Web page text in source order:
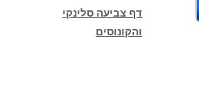
דף צביעה סלינקי
והקונוסים